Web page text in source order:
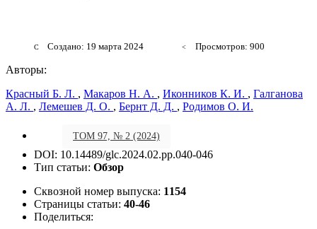
Создано: 19 марта 2024 Просмотров: 900
Авторы:
Красный Б. Л. , Макаров Н. А. , Иконников К. И. , Галганова
А. Л. , Лемешев Д. О. , Бернт Д. Д. , Родимов О. И.
ТОМ 97, № 2 (2024)
DOI: 10.14489/glc.2024.02.pp.040-046
Тип статьи: Обзор
Сквозной номер выпуска: 1154
Страницы статьи: 40-46
Поделиться: